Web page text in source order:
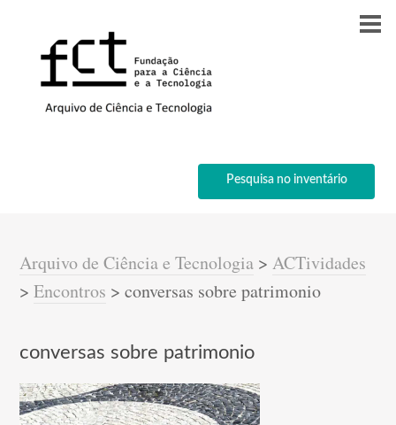
Pesquisa no inventário
Arquivo de Ciência e Tecnologia >ACTividades
>Encontros >conversas sobre patrimonio
conversas sobre patrimonio